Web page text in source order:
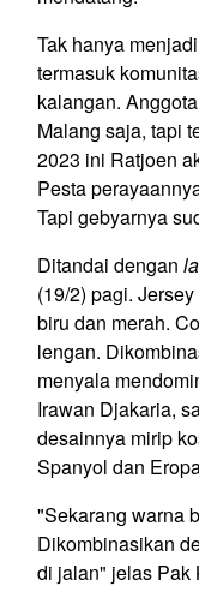
Tak hanya
termasuk
kalangan.
Malang saja, tapi
2023 ini Ratjoen
Pesta
Tapi gebyarnya
Ditandai dengan
(19/2) pagi.
biru dan merah.
lengan.
menyala
Irawan Djakaria,
desainnya mirip
Spanyol dan
"Sekarang warna
Dikombinasikan
di jalan" jelas Pak